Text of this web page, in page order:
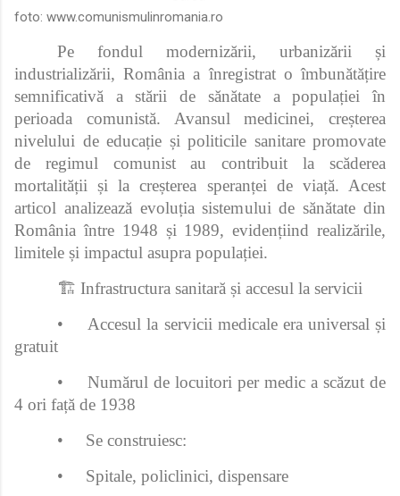
foto: www.comunismulinromania.ro
Pe fondul modernizării, urbanizării și
industrializării, România a înregistrat o îmbunătățire
semnificativă a stării de sănătate a populației în
perioada comunistă. Avansul medicinei, creșterea
nivelului de educație și politicile sanitare promovate
de regimul comunist au contribuit la scăderea
mortalității și la creșterea speranței de viață. Acest
articol analizează evoluția sistemului de sănătate din
România între 1948 și 1989, evidențiind realizările,
limitele și impactul asupra populației.
🏗️ Infrastructura sanitară și accesul la servicii
•
Accesul la servicii medicale era universal și
gratuit
•
Numărul de locuitori per medic a scăzut de
4 ori față de 1938
•
Se construiesc:
•
Spitale, policlinici, dispensare